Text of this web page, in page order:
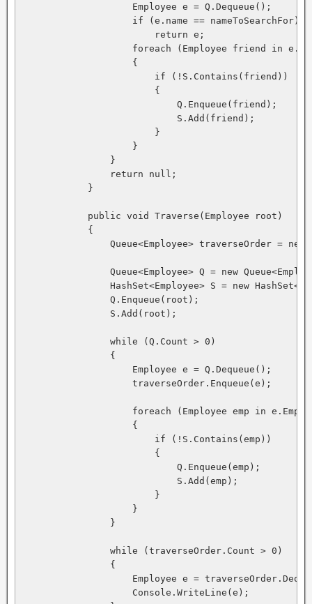
                    Employee e = Q.Dequeue();
                    if (e.name == nameToSearchFor)
                        return e;
foreach (Employee friend in
                    {
                        if (!S.Contains(friend))
                        {
                            Q.Enqueue(friend);
                            S.Add(friend);
                        }
                    }
                }
                return null;
            }
            public void Traverse(Employee root)
            {
Queue<Employee> traverseOrder = new
Queue<Employee> Q = new
HashSet<Employee> S = new
                Q.Enqueue(root);
                S.Add(root);
                while (Q.Count > 0)
                {
                    Employee e = Q.Dequeue();
                    traverseOrder.Enqueue(e);
foreach (Employee emp in
                    {
                        if (!S.Contains(emp))
                        {
                            Q.Enqueue(emp);
                            S.Add(emp);
                        }
                    }
                }
                while (traverseOrder.Count > 0)
                {
Employee e =
                    Console.WriteLine(e);